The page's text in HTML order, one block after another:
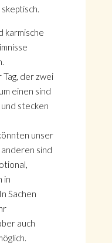
karmische
der zwei
einen sind
stecken
unser
sind
in
Sachen
auch